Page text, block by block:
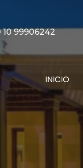
10 99906242
INICIO